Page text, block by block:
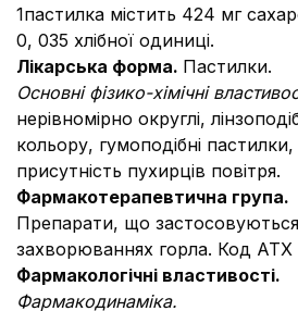
1пастилка містить 424 мг
0, 035 хлібної одиниці.
Лікарська форма. Пастилки.
Основні фізико-хімічні
нерівномірно округлі,
кольору, гумоподібні
присутність пухирців повітря.
Фармакотерапевтична група.
Препарати, що
захворюваннях горла. Код АТХ
Фармакологічні властивості.
Фармакодинаміка.